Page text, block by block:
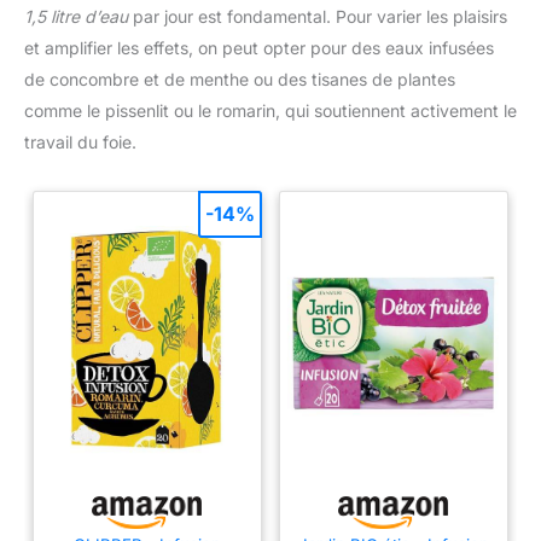
1,5 litre d’eaupar jour est fondamental. Pour varier les plaisirs
et amplifier les effets, on peut opter pour des eaux infusées
de concombre et de menthe ou des tisanes de plantes
comme le pissenlit ou le romarin, qui soutiennent activement le
travail du foie.
-14%